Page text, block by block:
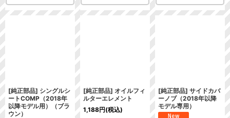
[純正部品] シングルシ
ートCOMP（2018年
以降モデル用）（ブラ
ウン）
[純正部品] オイルフィ
ルターエレメント
1,188円(税込)
[純正部品] サイドカバ
ーノブ（2018年以降
モデル専用）